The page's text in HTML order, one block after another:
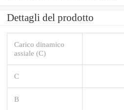
Dettagli del prodotto
Carico dinamico
assiale (C)
C
B